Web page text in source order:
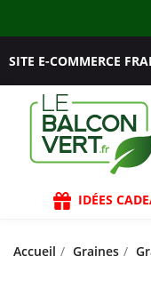
SITE E-COMMERCE
IDÉES
Accueil Graines